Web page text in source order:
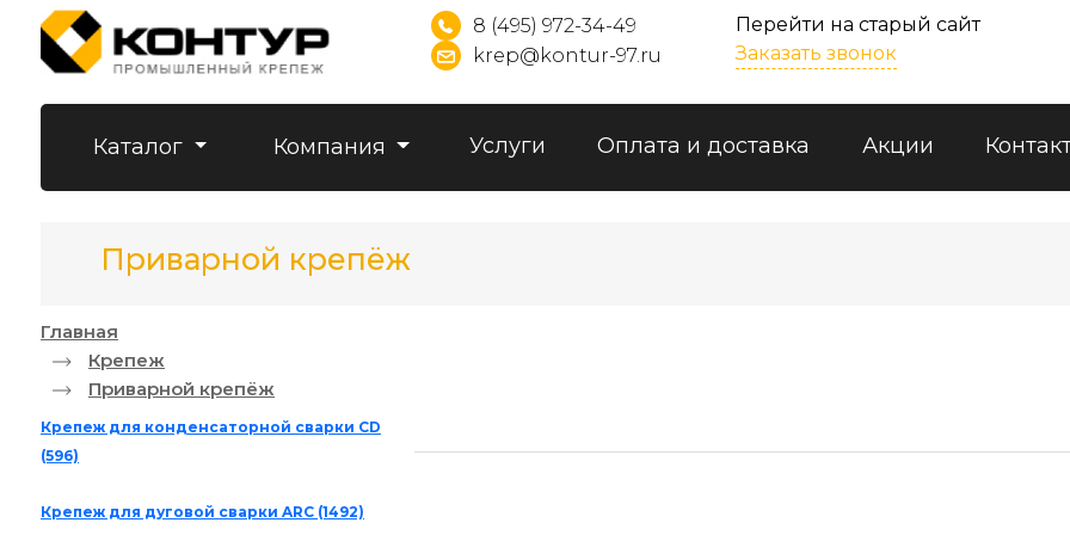
8 (495) 972-34-49
krep@kontur-97.ru
Перейти на старый сайт
Заказать звонок
Каталог Компания Услуги Оплата и доставка Акции
Приварной крепёж
Главная
Крепеж
Приварной крепёж
Крепеж для конденсаторной сварки CD
(596)
Крепеж для дуговой сварки ARC (1492)